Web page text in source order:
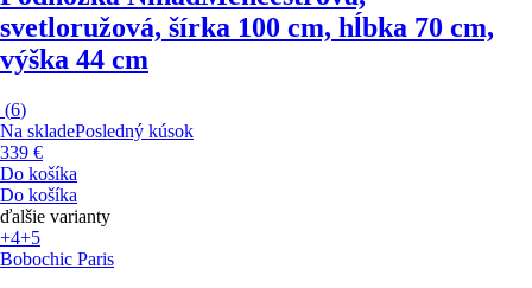
svetloružová, šírka 100 cm, hĺbka 70 cm,
výška 44 cm
(6)
Na skladePosledný kúsok
339 €
Do košíka
Do košíka
ďalšie varianty
+4+5
Bobochic Paris